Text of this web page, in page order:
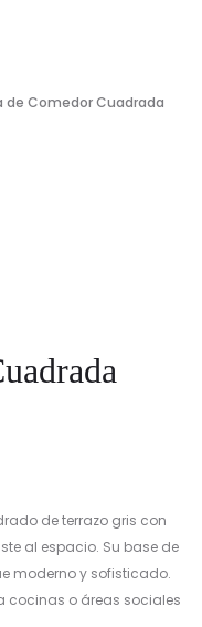
de Comedor Cuadrada
de terrazo gris con
al espacio. Su base de
moderno y sofisticado.
cocinas o áreas sociales